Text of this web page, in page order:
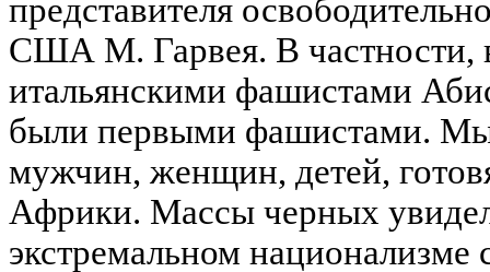
представителя
США М. Гарвея. В частности, в
итальянскими фашистами
были первыми фашистами.
мужчин, женщин, детей,
Африки. Массы черных
экстремальном национализме